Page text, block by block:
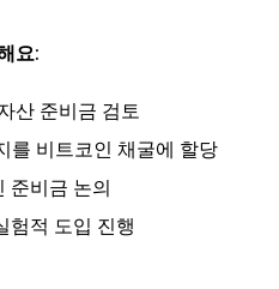
요:
산 준비금 검토
를 비트코인 채굴에 할당
준비금 논의
험적 도입 진행